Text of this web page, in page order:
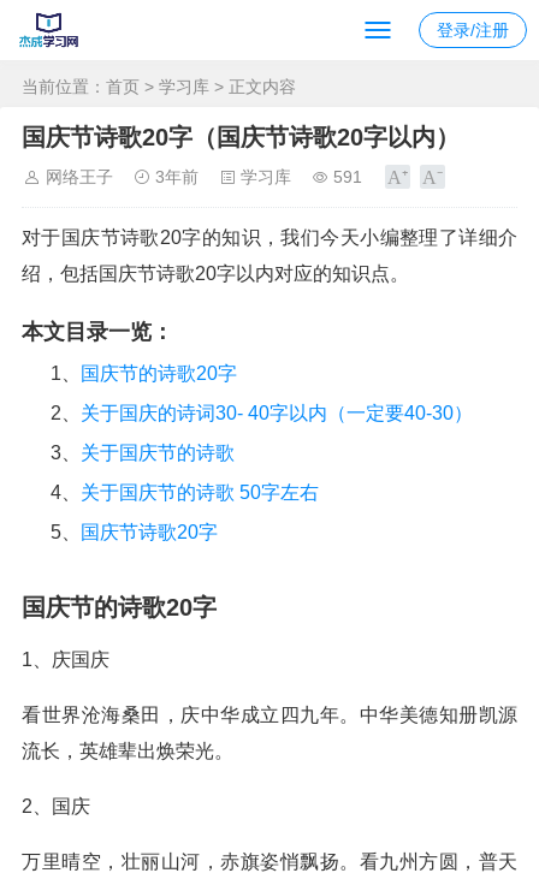
登录/注册
当前位置： 首页 > 学习库 > 正文内容
国庆节诗歌20字（国庆节诗歌20字以内）
网络王子 3年前 学习库 591
对于国庆节诗歌20字的知识，我们今天小编整理了详细介
绍，包括国庆节诗歌20字以内对应的知识点。
本文目录一览：
1、
国庆节的诗歌20字
2、 关于国庆的诗词30- 40字以内（一定要40-30）
3、 关于国庆节的诗歌
4、 关于国庆节的诗歌 50字左右
5、
国庆节诗歌20字
国庆节的诗歌20字
1、庆国庆
看世界沧海桑田，庆中华成立四九年。中华美德知册凯源
流长，英雄辈出焕荣光。
2、国庆
万里晴空，壮丽山河，赤旗姿悄飘扬。看九州方圆，普天